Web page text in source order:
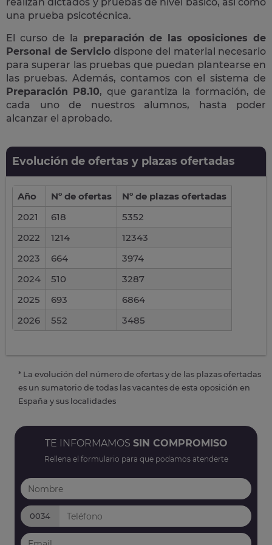
una prueba psicotécnica.
El curso de la preparación de las oposiciones de
Personal de Servicio dispone del material necesario
para superar las pruebas que puedan plantearse en
las pruebas. Además, contamos con el sistema de
Preparación P8.10, que garantiza la formación, de
cada uno de nuestros alumnos, hasta poder
alcanzar el aprobado.
Evolución de ofertas y plazas ofertadas
Año Nº de ofertas
Nº de plazas ofertadas
2021
618
5352
2022
1214
12343
2023
664
3974
2024
510
3287
2025
693
6864
2026
552 3485
* La evolución del número de ofertas y de las plazas ofertadas
es un sumatorio de todas las vacantes de esta oposición en
España y sus localidades
TE INFORMAMOS SIN COMPROMISO
Rellena el formulario para que podamos atenderte
0034